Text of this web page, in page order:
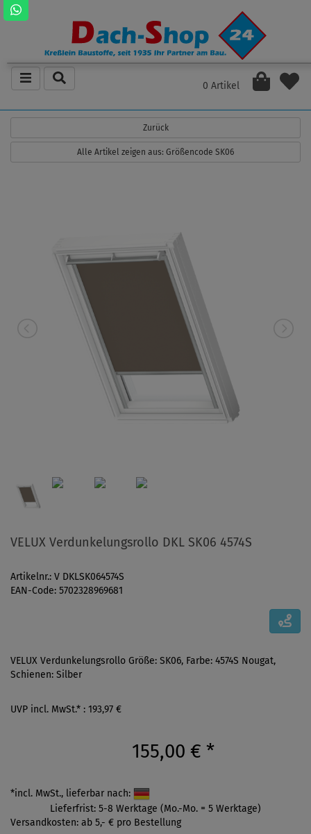
0 Artikel
Zurück
Alle Artikel zeigen aus: Größencode SK06
VELUX Verdunkelungsrollo DKL SK06 4574S
Artikelnr.: V DKLSK064574S
EAN-Code: 5702328969681
VELUX Verdunkelungsrollo Größe: SK06, Farbe: 4574S Nougat,
Schienen: Silber
UVP incl. MwSt.* : 193,97 €
155,00 € *
*incl. MwSt., lieferbar nach:
Lieferfrist: 5-8 Werktage (Mo.-Mo. = 5 Werktage)
Versandkosten: ab 5,- € pro Bestellung